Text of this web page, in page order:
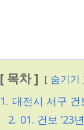
[ 목차 ] 숨기기
1. 대전시 서구
2. 01. 건보 ’23